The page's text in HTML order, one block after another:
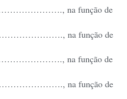
…………………., na função de
…………………., na função de
…………………., na função de
…………………., na função de